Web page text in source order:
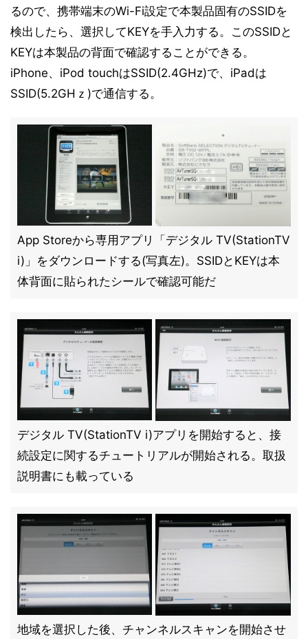
るので、携帯端末のWi-Fi設定で本製品固有のSSIDを
検出したら、選択してKEYを手入力する。このSSIDと
KEYは本製品の背面で確認することができる。
iPhone、iPod touchはSSID(2.4GHz)で、iPadは
SSID(5.2GHｚ)で通信する。
App Storeから専用アプリ「デジタル TV(StationTV
i)」をダウンロードする(写真左)。SSIDとKEYは本
体背面に貼られたシールで確認可能だ
デジタル TV(StationTV i)アプリを開始すると、接
続設定に関するチュートリアルが開始される。取扱
説明書にも載っている
地域を選択した後、チャンネルスキャンを開始させ